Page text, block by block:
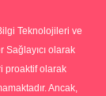
Teknolojileri ve
Sağlayıcı olarak
proaktif olarak
Ancak,